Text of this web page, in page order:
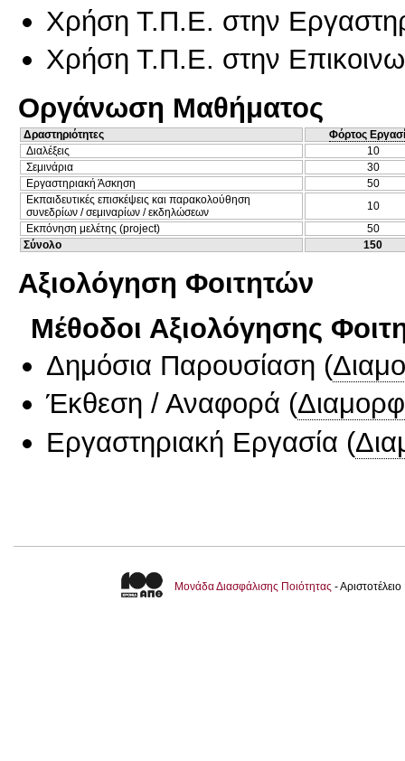
Χρήση Τ.Π.Ε. στην
Χρήση Τ.Π.Ε. στην
Οργάνωση Μαθήματος
Δραστηριότητες
Φόρτος
Διαλέξεις
10
Σεμινάρια
30
Εργαστηριακή Άσκηση
50
Εκπαιδευτικές επισκέψεις και παρακολούθηση
συνεδρίων / σεμιναρίων / εκδηλώσεων
10
Εκπόνηση μελέτης (project)
50
Σύνολο
150
Αξιολόγηση Φοιτητών
Μέθοδοι Αξιολόγησης
Δημόσια Παρουσίαση (
Έκθεση / Αναφορά (
Εργαστηριακή Εργασία (
Μονάδα Διασφάλισης Ποιότητας -